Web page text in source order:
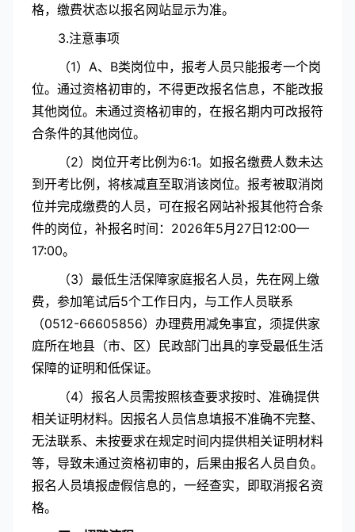
格，缴费状态以报名网站显示为准。
3.注意事项
（1）A、B类岗位中，报考人员只能报考一个岗
位。通过资格初审的，不得更改报名信息，不能改报
其他岗位。未通过资格初审的，在报名期内可改报符
合条件的其他岗位。
（2）岗位开考比例为6:1。如报名缴费人数未达
到开考比例，将核减直至取消该岗位。报考被取消岗
位并完成缴费的人员，可在报名网站补报其他符合条
件的岗位，补报名时间：2026年5月27日12:00—
17:00。
（3）最低生活保障家庭报名人员，先在网上缴
费，参加笔试后5个工作日内，与工作人员联系
（0512-66605856）办理费用减免事宜，须提供家
庭所在地县（市、区）民政部门出具的享受最低生活
保障的证明和低保证。
（4）报名人员需按照核查要求按时、准确提供
相关证明材料。因报名人员信息填报不准确不完整、
无法联系、未按要求在规定时间内提供相关证明材料
等，导致未通过资格初审的，后果由报名人员自负。
报名人员填报虚假信息的，一经查实，即取消报名资
格。